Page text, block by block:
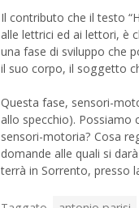
Il contributo che il testo
alle lettrici ed ai lettori, è
una fase di sviluppo che
il suo corpo, il soggetto
Questa fase, sensori-
allo specchio). Possiamo
sensori-motoria? Cosa
domande alle quali si
terrà in Sorrento, presso